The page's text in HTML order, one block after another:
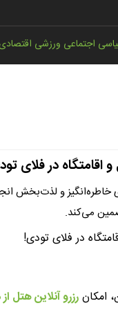
اجتماعی ورزشی
و لذت‌بخش
می‌کند.
امکانرزرو آنلاین هتل